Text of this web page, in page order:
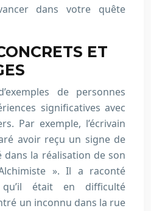
dans votre quête
ET
de personnes
significatives avec
Par exemple, l’écrivain
avoir reçu un signe de
dans la réalisation de son
». Il a raconté
était en difficulté
un inconnu dans la rue